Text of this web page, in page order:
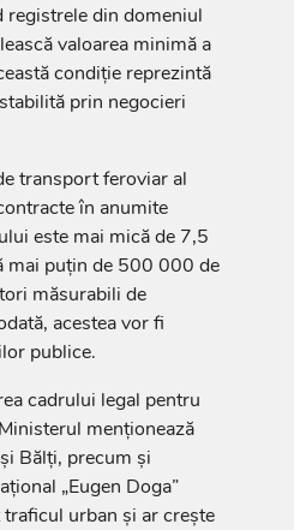
din domeniul
valoarea minimă a
condiție reprezintă
prin negocieri
transport feroviar al
în anumite
este mai mică de 7,5
mai puțin de 500 000 de
măsurabili de
acestea vor fi
publice.
cadrului legal pentru
menționează
Bălți, precum și
„Eugen Doga”
urban și ar crește